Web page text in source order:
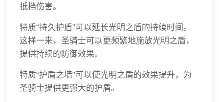
抵挡伤害。
特质“持久护盾”可以延长光明之盾的持续时间。
这样一来，圣骑士可以更频繁地施放光明之盾，
提供持续的防御效果。
特质“护盾之墙”可以使光明之盾的效果提升，为
圣骑士提供更强大的护盾。